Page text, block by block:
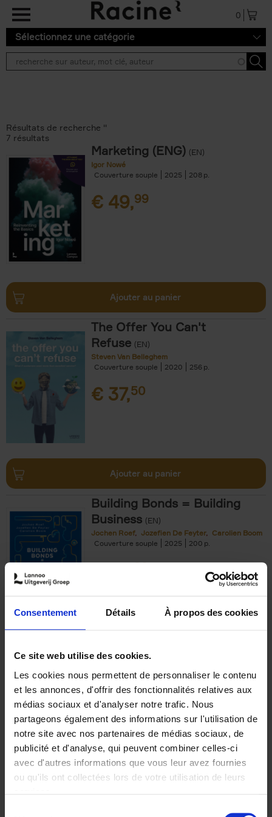
Consentement Détails À propos des cookies
Ce site web utilise des cookies.
Les cookies nous permettent de personnaliser le contenu
et les annonces, d'offrir des fonctionnalités relatives aux
médias sociaux et d'analyser notre trafic. Nous
partageons également des informations sur l'utilisation de
notre site avec nos partenaires de médias sociaux, de
publicité et d'analyse, qui peuvent combiner celles-ci
avec d'autres informations que vous leur avez fournies
ou qu'ils ont collectées lors de votre utilisation de leurs
Aller au contenu principal
0
Sélectionnez une catégorie
Résultats de recherche ''
7 résultats
Marketing (ENG) (EN)
Igor Nowé
Couverture souple
2025 208
€ 49,99
Ajouter au panier
The Offer You Can't
Refuse (EN)
Steven Van Belleghem
Couverture souple
2020 256
€ 37,50
Ajouter au panier
Building Bonds = Building
Business (EN)
Jochen Roef Jozefien De Feyter
Carolien Boom
Couverture souple
2025 200
€29,99
Optichannel Retail. Beyond
the Digital Hysteria
Gino Van Ossel
Autre finition
2019 350
€29,99